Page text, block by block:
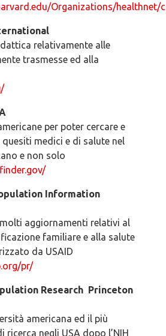
Organizations/
relativamente alle
trasmesse ed alla
per poter cercare e
medici e di salute nel
e non solo
Information
aggiornamenti relativi al
familiare e alla salute
da USAID
pr/
Research ­ Princeton
americana ed il più
negli USA dopo l’NIH